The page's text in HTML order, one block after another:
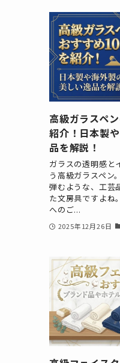
高級ガラスペ
紹介！日本製
品を解説！
ガラスの透明感と
う高級ガラスペン
弾むような、工芸
た文房具ですよね
へのご...
2025年12月26日